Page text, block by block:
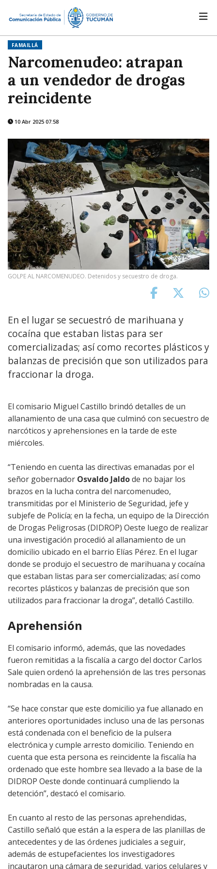
FAMAILLÁ
Narcomenudeo: atrapan
a un vendedor de drogas
reincidente
10 Abr 2025 07:58
GOLPE AL NARCOMENUDEO. Detenidos y secuestro de droga.
En el lugar se secuestró de marihuana y
cocaína que estaban listas para ser
comercializadas; así como recortes plásticos y
balanzas de precisión que son utilizados para
fraccionar la droga.
El comisario Miguel Castillo brindó detalles de un
allanamiento de una casa que culminó con secuestro de
narcóticos y aprehensiones en la tarde de este
miércoles.
“Teniendo en cuenta las directivas emanadas por el
señor gobernador Osvaldo Jaldode no bajar los
brazos en la lucha contra del narcomenudeo,
transmitidas por el Ministerio de Seguridad, jefe y
subjefe de Policía; en la fecha, un equipo de la Dirección
de Drogas Peligrosas (DIDROP) Oeste luego de realizar
una investigación procedió al allanamiento de un
domicilio ubicado en el barrio Elías Pérez. En el lugar
donde se produjo el secuestro de marihuana y cocaína
que estaban listas para ser comercializadas; así como
recortes plásticos y balanzas de precisión que son
utilizados para fraccionar la droga”, detalló Castillo.
Aprehensión
El comisario informó, además, que las novedades
fueron remitidas a la fiscalía a cargo del doctor Carlos
Sale quien ordenó la aprehensión de las tres personas
nombradas en la causa.
“Se hace constar que este domicilio ya fue allanado en
anteriores oportunidades incluso una de las personas
está condenada con el beneficio de la pulsera
electrónica y cumple arresto domicilio. Teniendo en
cuenta que esta persona es reincidente la fiscalía ha
ordenado que este hombre sea llevado a la base de la
DIDROP Oeste donde continuará cumpliendo la
detención”, destacó el comisario.
En cuanto al resto de las personas aprehendidas,
Castillo señaló que están a la espera de las planillas de
antecedentes y de las órdenes judiciales a seguir,
además de estupefacientes los investigadores
incautaron una cámara de seguridad, varios celulares y